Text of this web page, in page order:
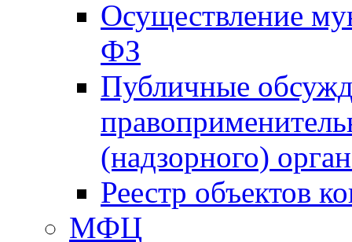
Осуществление
ФЗ
Публичные
(надзорного)
Реестр объектов
МФЦ